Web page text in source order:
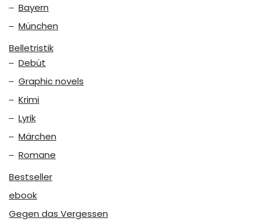
Bayern
München
Belletristik
Debüt
Graphic novels
Krimi
Lyrik
Märchen
Romane
Bestseller
ebook
Gegen das Vergessen